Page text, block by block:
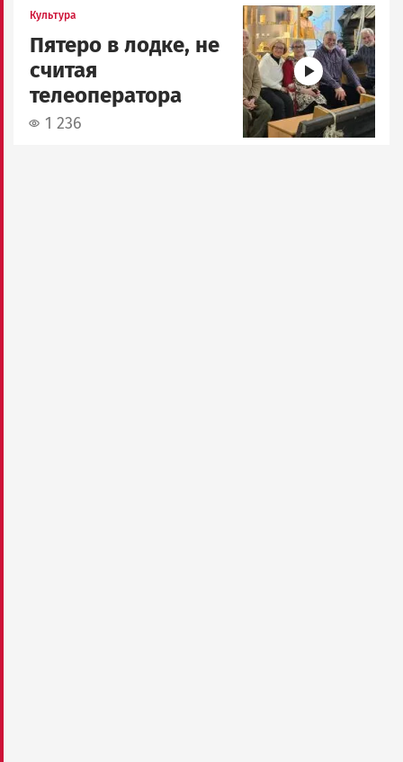
Культура
Пятеро в лодке, не
считая
телеоператора
1 236
Image